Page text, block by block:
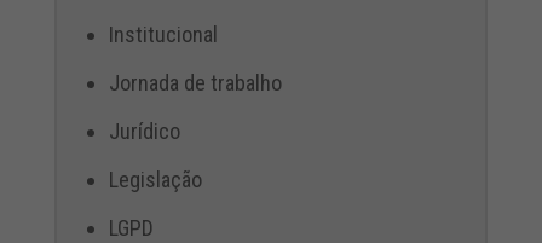
Institucional
Jornada de trabalho
Jurídico
Legislação
LGPD